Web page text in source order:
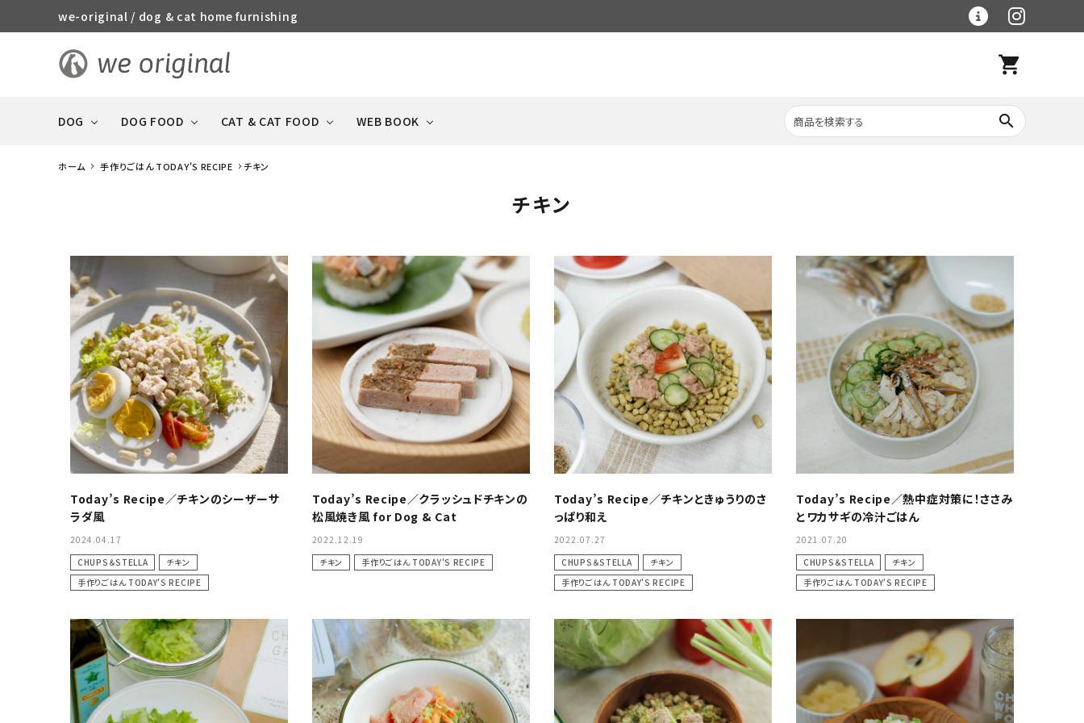
we-original / dog & cat home furnishing
shopping_cart
DOG
Cage
（飛び出し防止扉）
GOOD MANNERS DOG
series
BEYOND LINE ベッド・タオル フードボウル・食器
おもちゃ・
トレーニング用品
お出かけ
大理石シリーズ
Marble Works
トイレ・消臭衛生
ケア用品・雑貨 オーナーズアイテム
DOG FOOD
おやつ（ジャーキー系・
ソーセージ）
おやつ
（ビッツ系）
ふりかけ
ベース手作り食材・
野菜・穀物食材
オイル・酢・サプリメント
CAT & CAT FOOD
消臭・ケア・
防災用品
猫のおもちゃ・雑貨
キャットフード
冷凍品
（クール便）
レトルト食材 猫のおやつ
ふりかけ・
サプリメント
ベース手作り食材・
野菜・穀物食材
WEB BOOK search
ホーム 手作りごはん TODAY'S RECIPE チキン
チキン
Today’s Recipe／チキンのシーザーサ
ラダ風
2024.04.17
CHUPS＆STELLA
チキン
手作りごはん TODAY'S RECIPE
Today’s Recipe／クラッシュドチキンの
松風焼き風 for Dog & Cat
2022.12.19
チキン
手作りごはん TODAY'S RECIPE
Today’s Recipe／チキンときゅうりのさ
っぱり和え
2022.07.27
CHUPS＆STELLA
チキン
手作りごはん TODAY'S RECIPE
Today’s Recipe／熱中症対策に！ささみ
とワカサギの冷汁ごはん
2021.07.20
CHUPS＆STELLA
チキン
手作りごはん TODAY'S RECIPE